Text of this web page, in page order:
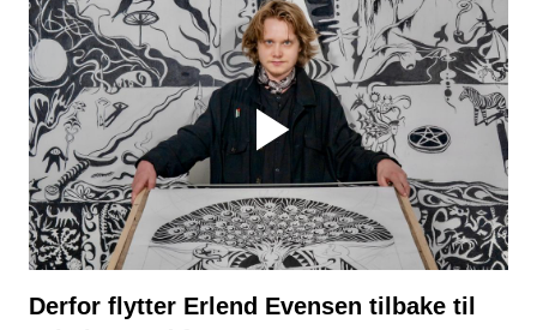
Derfor flytter Erlend Evensen tilbake til